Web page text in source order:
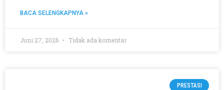
BACA SELENGKAPNYA »
Juni 27, 2026 Tidak ada komentar
PRESTASI